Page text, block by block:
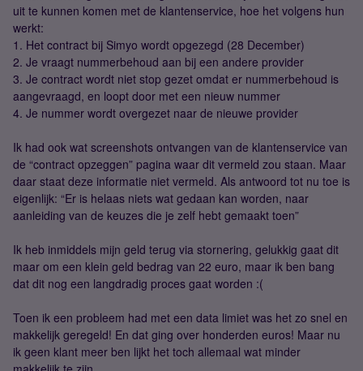
uit te kunnen komen met de klantenservice, hoe het volgens hun
werkt:
1. Het contract bij Simyo wordt opgezegd (28 December)
2. Je vraagt nummerbehoud aan bij een andere provider
3. Je contract wordt niet stop gezet omdat er nummerbehoud is
aangevraagd, en loopt door met een nieuw nummer
4. Je nummer wordt overgezet naar de nieuwe provider
Ik had ook wat screenshots ontvangen van de klantenservice van
de “contract opzeggen” pagina waar dit vermeld zou staan. Maar
daar staat deze informatie niet vermeld. Als antwoord tot nu toe is
eigenlijk: “Er is helaas niets wat gedaan kan worden, naar
aanleiding van de keuzes die je zelf hebt gemaakt toen”
Ik heb inmiddels mijn geld terug via stornering, gelukkig gaat dit
maar om een klein geld bedrag van 22 euro, maar ik ben bang
dat dit nog een langdradig proces gaat worden :(
Toen ik een probleem had met een data limiet was het zo snel en
makkelijk geregeld! En dat ging over honderden euros! Maar nu
ik geen klant meer ben lijkt het toch allemaal wat minder